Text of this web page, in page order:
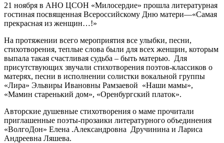
21 ноября в АНО ЦСОН «Милосердие» прошла литературная
гостиная посвященная Всероссийскому Дню матери—«Самая
прекрасная из женщин…!»
На протяжении всего мероприятия все улыбки, песни,
стихотворения, теплые слова были для всех женщин, которым
выпала такая счастливая судьба – быть матерью. Для
присутствующих звучали стихотворения поэтов-классиков о
матерях, песни в исполнении солистки вокальной группы
«Лира» Эльвиры Ивановны Рамзаевой «Наши мамы»,
«Мамин старенький дом», «Оренбургский платок».
Авторские душевные стихотворения о маме прочитали
приглашенные поэты-прозаики литературного объединения
«ВолгоДон» Елена .Александровна Дручинина и Лариса
Андреевна Ляшева.